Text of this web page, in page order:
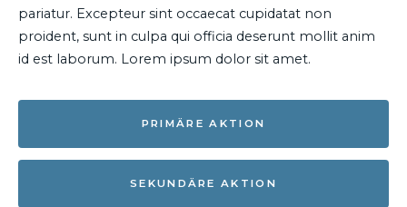
pariatur. Excepteur sint occaecat cupidatat non
proident, sunt in culpa qui officia deserunt mollit anim
id est laborum. Lorem ipsum dolor sit amet.
PRIMÄRE AKTION
SEKUNDÄRE AKTION